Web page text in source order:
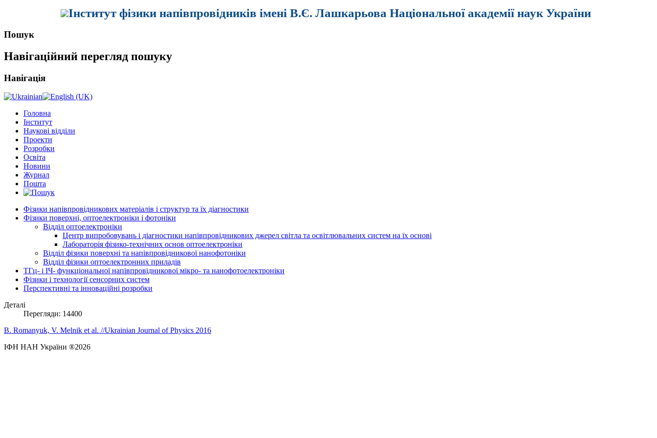
Інститут фізики напівпровідників імені В.Є. Лашкарьова Національної академії наук України
Пошук
Навігаційний перегляд пошуку
Навігація
Головна
Інститут
Наукові відділи
Проекти
Розробки
Освіта
Новини
Журнал
Пошта
Фізики напівпровідникових матеріалів і структур та їх діагностики
Фізики поверхні, оптоелектроніки і фотоніки
Відділ оптоелектроніки
Центр випробовувань і діагностики напівпровідникових джерел світла та освітлювальних систем на їх основі
Лабораторія фізико-технічних основ оптоелектроніки
Відділ фізики поверхні та напівпровідникової нанофотоніки
Відділ фізики оптоелектронних приладів
ТГц- і ІЧ- функціональної напівпровідникової мікро- та нанофотоелектроніки
Фізики і технології сенсорних систем
Перспективні та інноваційні розробки
Деталі
Перегляди: 14400
B. Romanyuk, V. Melnik et al. //Ukrainian Journal of Physics 2016
ІФН НАН України ®2026